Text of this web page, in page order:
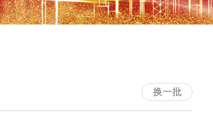
换一批